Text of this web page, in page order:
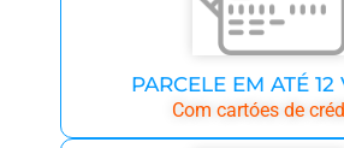
PARCELE EM ATÉ 12
Com cartóes de